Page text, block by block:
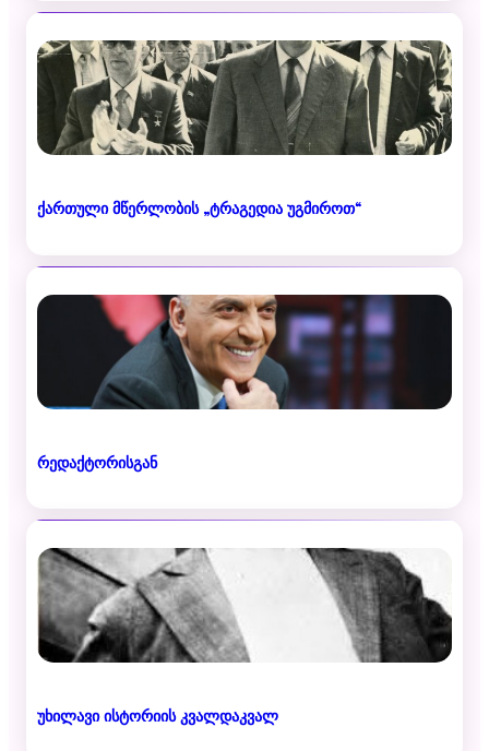
ქართული მწერლობის „ტრაგედია უგმიროთ“
რედაქტორისგან
უხილავი ისტორიის კვალდაკვალ